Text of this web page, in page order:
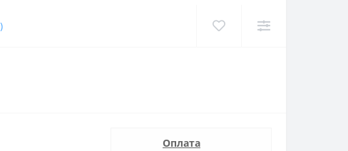
Оплата